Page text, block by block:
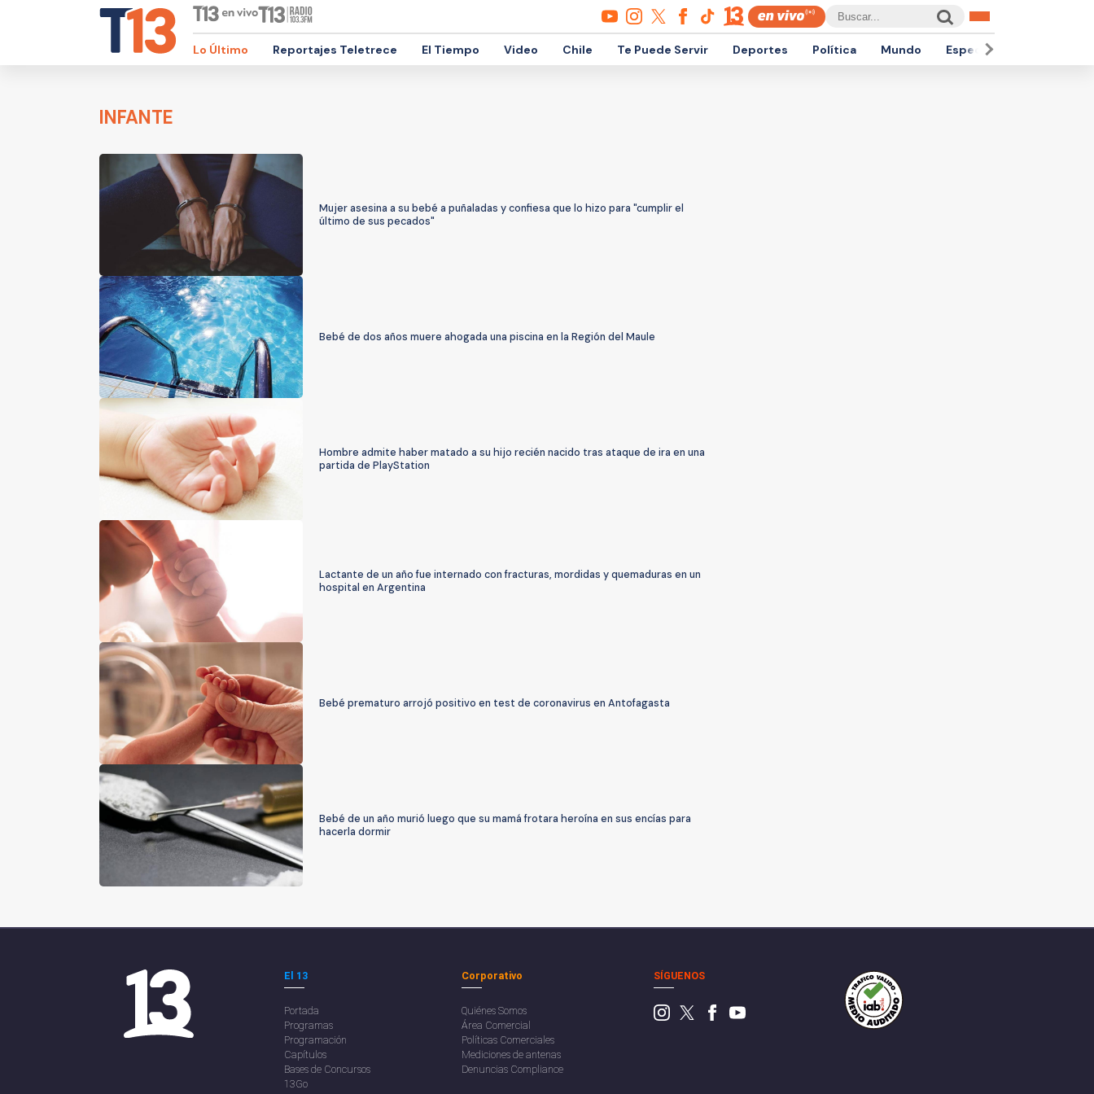
Lo Último Reportajes Teletrece El Tiempo Video Chile Te Puede Servir Deportes Política Mundo Espectáculos
INFANTE
Mujer asesina a su bebé a puñaladas y confiesa que lo hizo para "cumplir el
último de sus pecados"
Bebé de dos años muere ahogada una piscina en la Región del Maule
Hombre admite haber matado a su hijo recién nacido tras ataque de ira en una
partida de PlayStation
Lactante de un año fue internado con fracturas, mordidas y quemaduras en un
hospital en Argentina
Bebé prematuro arrojó positivo en test de coronavirus en Antofagasta
Bebé de un año murió luego que su mamá frotara heroína en sus encías para
hacerla dormir
El 13
Portada
Programas
Programación
Capítulos
Bases de Concursos
13Go
Corporativo
Quiénes Somos
Área Comercial
Políticas Comerciales
Mediciones de antenas
Denuncias Compliance
SÍGUENOS